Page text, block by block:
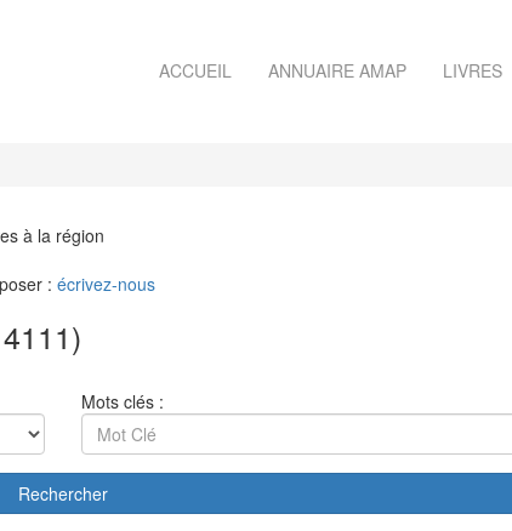
ACCUEIL ANNUAIRE AMAP LIVRES
à la région
: écrivez-nous
Mots clés :
Rechercher